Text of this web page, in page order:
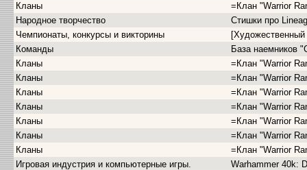
Кланы
=Клан "Warrior
Народное творчество
Стишки про
Чемпионаты, конкурсы и викторины
Команды
База наемников
Кланы
=Клан "Warrior
Кланы
=Клан "Warrior
Кланы
=Клан "Warrior
Кланы
=Клан "Warrior
Кланы
=Клан "Warrior
Кланы
=Клан "Warrior
Кланы
=Клан "Warrior
Игровая индустрия и компьютерные игры.
Warhammer 40k: